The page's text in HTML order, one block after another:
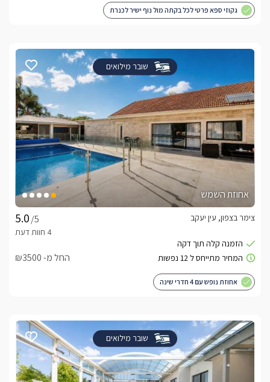
גקוזי ספא פרטי לכל בקתה מול נוף ישיר לכנרת
שובר מילואים
אחוזת השמש
/5
צימר בצפון, עין יעקב
החל מ- ₪3500
אחוזת נופש עם 4 חדרי שינה
שובר מילואים